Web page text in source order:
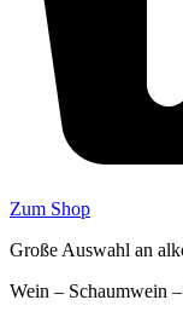
Zum Shop
Große Auswahl an
Wein – Schaumwein